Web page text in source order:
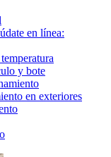
en línea:
y bote
en exteriores